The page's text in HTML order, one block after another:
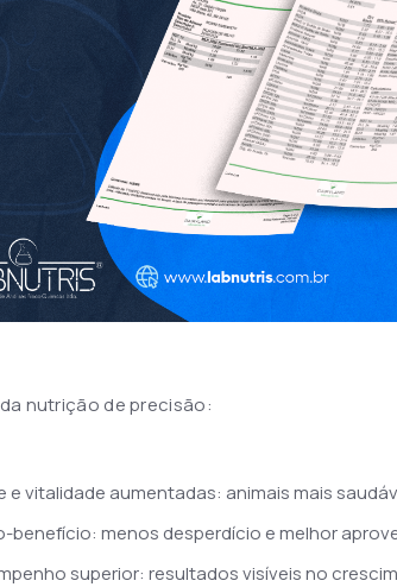
nutrição de precisão:
e vitalidade aumentadas: animais mais
benefício: menos desperdício e melhor
superior: resultados visíveis no